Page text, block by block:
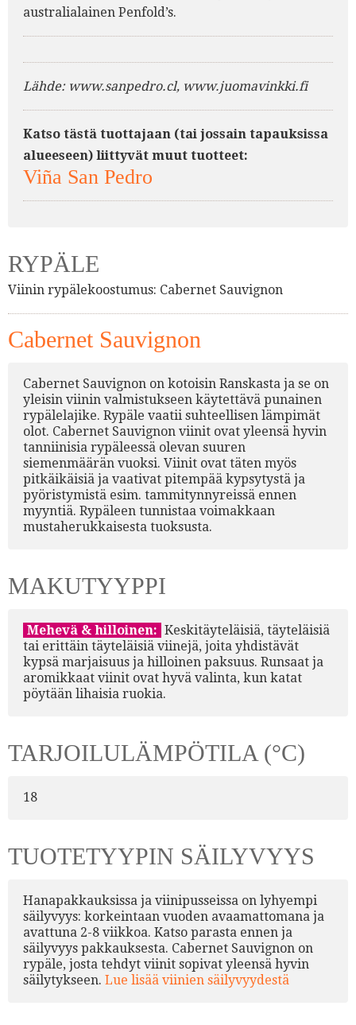
australialainen Penfold’s.
Lähde: www.sanpedro.cl, www.juomavinkki.fi
Katso tästä tuottajaan (tai jossain tapauksissa
alueeseen) liittyvät muut tuotteet:
Viña San Pedro
RYPÄLE
Viinin rypälekoostumus: Cabernet Sauvignon
Cabernet Sauvignon
Cabernet Sauvignon on kotoisin Ranskasta ja se on
yleisin viinin valmistukseen käytettävä punainen
rypälelajike. Rypäle vaatii suhteellisen lämpimät
olot. Cabernet Sauvignon viinit ovat yleensä hyvin
tanniinisia rypäleessä olevan suuren
siemenmäärän vuoksi. Viinit ovat täten myös
pitkäikäisiä ja vaativat pitempää kypsytystä ja
pyöristymistä esim. tammitynnyreissä ennen
myyntiä. Rypäleen tunnistaa voimakkaan
mustaherukkaisesta tuoksusta.
MAKUTYYPPI
Mehevä & hilloinen: Keskitäyteläisiä, täyteläisiä
tai erittäin täyteläisiä viinejä, joita yhdistävät
kypsä marjaisuus ja hilloinen paksuus. Runsaat ja
aromikkaat viinit ovat hyvä valinta, kun katat
pöytään lihaisia ruokia.
TARJOILULÄMPÖTILA (°C)
18
TUOTETYYPIN SÄILYVYYS
Hanapakkauksissa ja viinipusseissa on lyhyempi
säilyvyys: korkeintaan vuoden avaamattomana ja
avattuna 2-8 viikkoa. Katso parasta ennen ja
säilyvyys pakkauksesta. Cabernet Sauvignon on
rypäle, josta tehdyt viinit sopivat yleensä hyvin
säilytykseen. Lue lisää viinien säilyvyydestä